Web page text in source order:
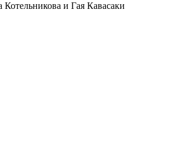
и Гая Кавасаки